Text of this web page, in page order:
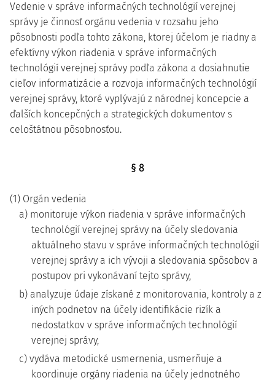
Vedenie v správe informačných technológií verejnej
správy je činnosť orgánu vedenia v rozsahu jeho
pôsobnosti podľa tohto zákona, ktorej účelom je riadny a
efektívny výkon riadenia v správe informačných
technológií verejnej správy podľa zákona a dosiahnutie
cieľov informatizácie a rozvoja informačných technológií
verejnej správy, ktoré vyplývajú z národnej koncepcie a
ďalších koncepčných a strategických dokumentov s
celoštátnou pôsobnosťou.
§ 8
(1) Orgán vedenia
a) monitoruje výkon riadenia v správe informačných
technológií verejnej správy na účely sledovania
aktuálneho stavu v správe informačných technológií
verejnej správy a ich vývoji a sledovania spôsobov a
postupov pri vykonávaní tejto správy,
b) analyzuje údaje získané z monitorovania, kontroly a z
iných podnetov na účely identifikácie rizík a
nedostatkov v správe informačných technológií
verejnej správy,
c) vydáva metodické usmernenia, usmerňuje a
koordinuje orgány riadenia na účely jednotného